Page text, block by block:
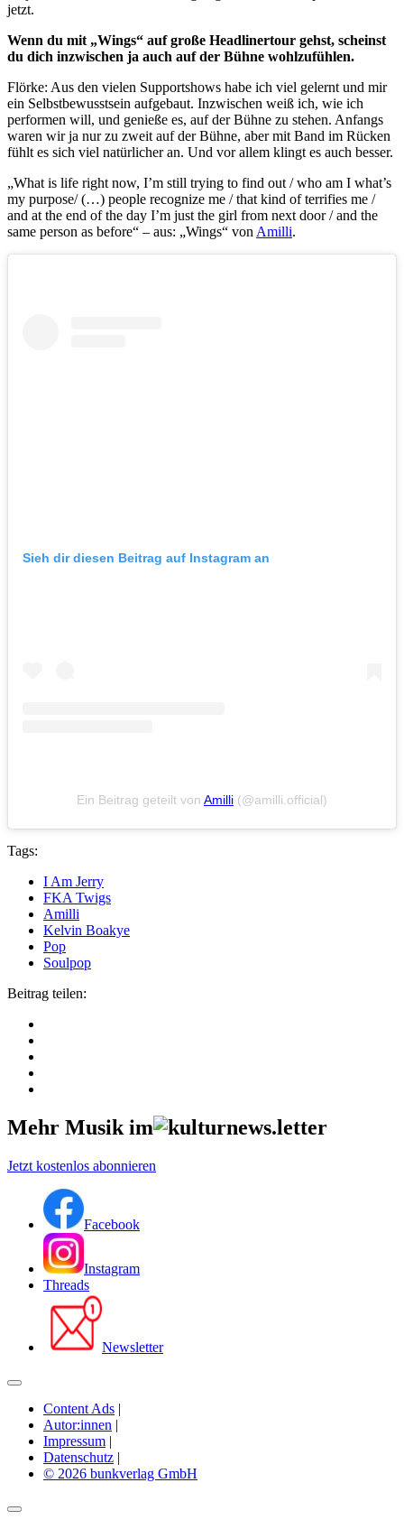
jetzt.
Wenn du mit „Wings“ auf große Headlinertour gehst, scheinst
du dich inzwischen ja auch auf der Bühne wohlzufühlen.
Flörke: Aus den vielen Supportshows habe ich viel gelernt und mir
ein Selbstbewusstsein aufgebaut. Inzwischen weiß ich, wie ich
performen will, und genieße es, auf der Bühne zu stehen. Anfangs
waren wir ja nur zu zweit auf der Bühne, aber mit Band im Rücken
fühlt es sich viel natürlicher an. Und vor allem klingt es auch besser.
„What is life right now, I’m still trying to find out / who am I what’s
my purpose/ (…) people recognize me / that kind of terrifies me /
and at the end of the day I’m just the girl from next door / and the
same person as before“ – aus: „Wings“ von Amilli.
Sieh dir diesen Beitrag auf Instagram an
Ein Beitrag geteilt von Amilli (@amilli.official)
Tags:
I Am Jerry
FKA Twigs
Amilli
Kelvin Boakye
Pop
Soulpop
Beitrag teilen:
Mehr Musik im
Jetzt kostenlos abonnieren
Facebook
Instagram
Threads
Newsletter
Content Ads |
Autor:innen |
Impressum |
Datenschutz |
© 2026 bunkverlag GmbH